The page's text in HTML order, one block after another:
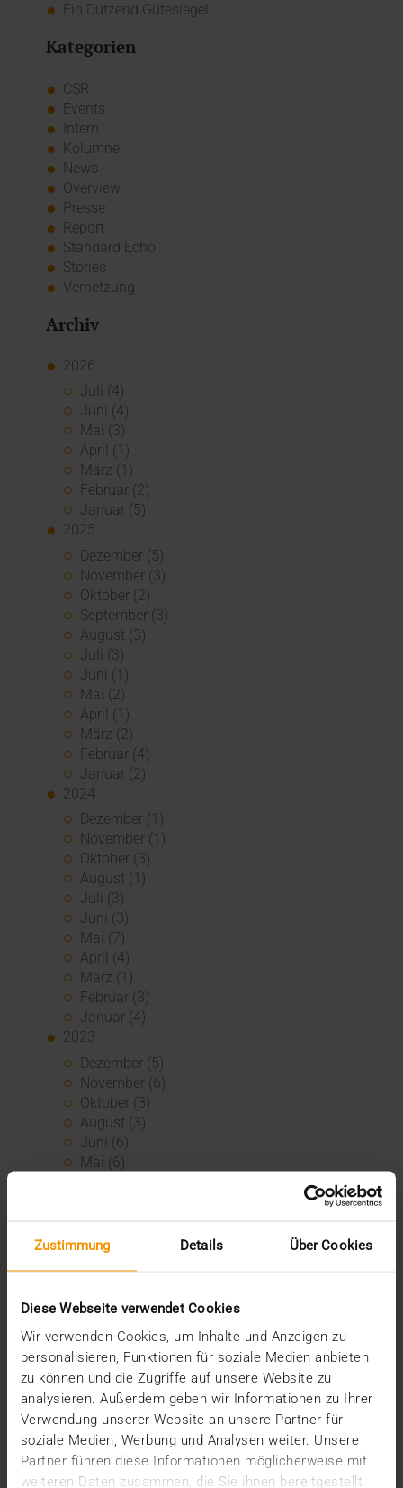
Zustimmung Details Über Cookies
Diese Webseite verwendet Cookies
Wir verwenden Cookies, um Inhalte und Anzeigen zu
personalisieren, Funktionen für soziale Medien anbieten
zu können und die Zugriffe auf unsere Website zu
analysieren. Außerdem geben wir Informationen zu Ihrer
Verwendung unserer Website an unsere Partner für
soziale Medien, Werbung und Analysen weiter. Unsere
Partner führen diese Informationen möglicherweise mit
weiteren Daten zusammen, die Sie ihnen bereitgestellt
Ein Dutzend Gütesiegel
Kategorien
CSR
Events
Intern
Kolumne
News
Overview
Presse
Report
Standard Echo
Stories
Vernetzung
Archiv
2026
Juli (4)
Juni (4)
Mai (3)
April (1)
März (1)
Februar (2)
Januar (5)
2025
Dezember (5)
November (3)
Oktober (2)
September (3)
August (3)
Juli (3)
Juni (1)
Mai (2)
April (1)
März (2)
Februar (4)
Januar (2)
2024
Dezember (1)
November (1)
Oktober (3)
August (1)
Juli (3)
Juni (3)
Mai (7)
April (4)
März (1)
Februar (3)
Januar (4)
2023
Dezember (5)
November (6)
Oktober (3)
August (3)
Juni (6)
Mai (6)
Januar (3)
November (3)
Juli (1)
Juni (8)
Mai (9)
April (3)
März (1)
Februar (1)
Januar (4)
2021